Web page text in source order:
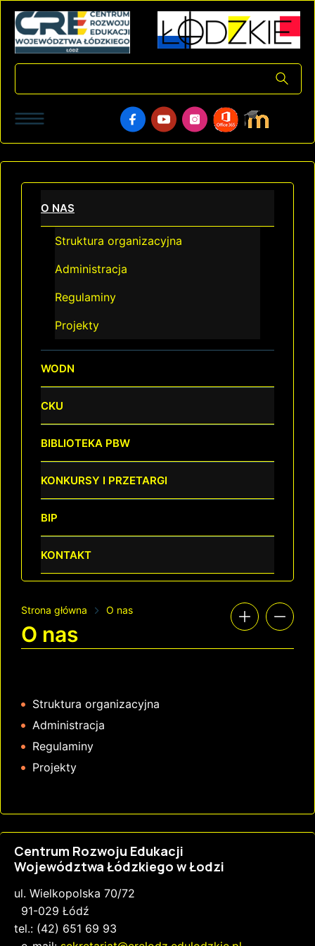
O NAS
Struktura organizacyjna
Administracja
Regulaminy
Projekty
WODN
CKU
BIBLIOTEKA PBW
KONKURSY I PRZETARGI
BIP
KONTAKT
Strona główna O nas
O nas
Struktura organizacyjna
Administracja
Regulaminy
Projekty
Centrum Rozwoju Edukacji
Województwa Łódzkiego w Łodzi
ul. Wielkopolska 70/72
91-029 Łódź
tel.: (42) 651 69 93